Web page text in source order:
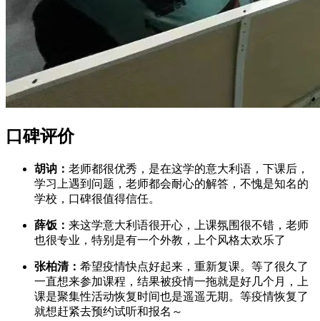
口碑评价
胡讷： 老师都很优秀，是在这学的意大利语，下课后，
学习上遇到问题，老师都会耐心的解答，不愧是知名的
学校，口碑很值得信任。
薛饭： 来这学意大利语很开心，上课氛围很不错，老师
也很专业，特别是有一个外教，上个风格太欢乐了
张柏清： 希望疫情快点好起来，重新复课。等了很久了
一直想来参加课程，结果被疫情一拖就是好几个月，上
课是聚集性活动恢复时间也是遥遥无期。等疫情恢复了
就想赶紧去预约试听和报名～